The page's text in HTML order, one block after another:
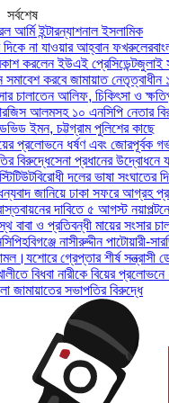
সর্বশেষ
ইন্টারন্যাশনাল ইসলামিক
না যাওয়ার আহ্বান ফখরুলের
করলেন ইউএই প্রেসিডেন্টজুলাই
করবে জামায়াত নেতৃত্বাধীন ১১
আলিফ, চিকিৎসা ও
আলমসহ ১০ এনসিপি নেতার
ইমন, চট্টগ্রাম পুলিশের কাছে
প্রলোভনে ধর্ষণ এবং জোরপূর্বক
সেনা প্রধানের উদ্বোধনে
বিরোধী দলের ভাষা সংঘাতের
জানিয়ে ঢাকা সফরে আগ্রহ
দাবিতে ৫ আগস্ট নয়াপল্টনে
ও প্রতিবন্ধী মায়ের সংসার
হবিগঞ্জে নাসীরুদ্দীন পাটোয়ারী-
যশোরে গ্রেপ্তার শীর্ষ সন্ত্রাসী
বিধবা নারীকে বিয়ের প্রলোভনে
সভাপতির বিরুদ্ধে